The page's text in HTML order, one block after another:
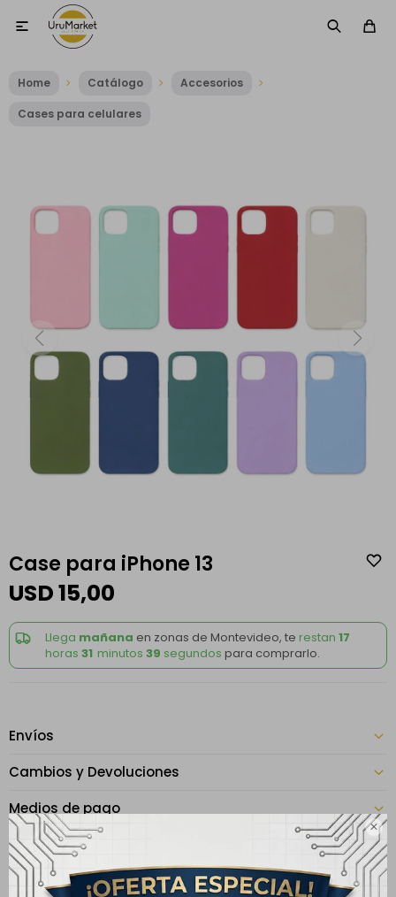


Home Catálogo Accesorios
Cases para celulares
Case para iPhone 13
USD15,00
Llega mañana en zonas de Montevideo, te restan 17
horas 31 minutos 39 segundos para comprarlo.
Envíos
Cambios y Devoluciones
Medios de pago